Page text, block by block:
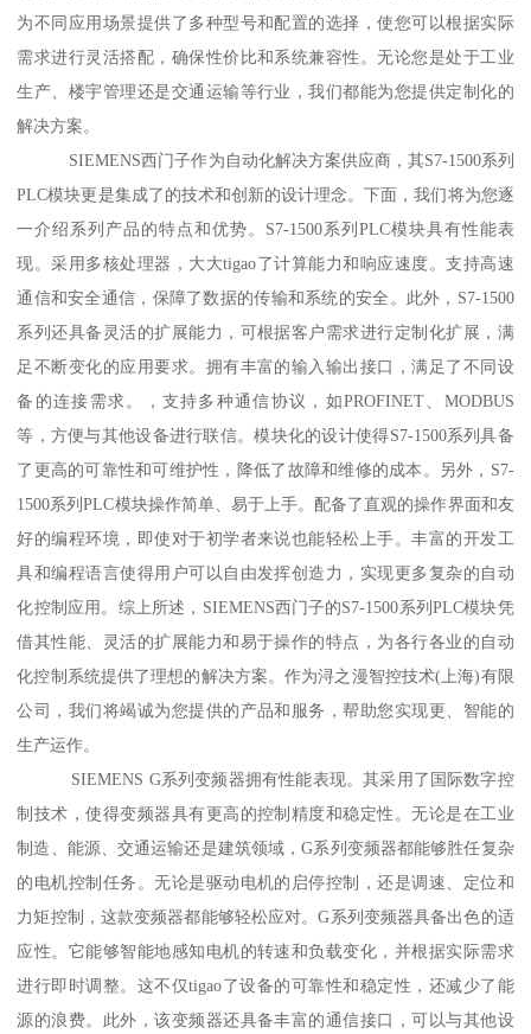
为不同应用场景提供了多种型号和配置的选择，使您可以根据实际
需求进行灵活搭配，确保性价比和系统兼容性。无论您是处于工业
生产、楼宇管理还是交通运输等行业，我们都能为您提供定制化的
解决方案。
SIEMENS西门子作为自动化解决方案供应商，其S7-1500系列
PLC模块更是集成了的技术和创新的设计理念。下面，我们将为您逐
一介绍系列产品的特点和优势。S7-1500系列PLC模块具有性能表
现。采用多核处理器，大大tigao了计算能力和响应速度。支持高速
通信和安全通信，保障了数据的传输和系统的安全。此外，S7-1500
系列还具备灵活的扩展能力，可根据客户需求进行定制化扩展，满
足不断变化的应用要求。拥有丰富的输入输出接口，满足了不同设
备的连接需求。，支持多种通信协议，如PROFINET、MODBUS
等，方便与其他设备进行联信。模块化的设计使得S7-1500系列具备
了更高的可靠性和可维护性，降低了故障和维修的成本。另外，S7-
1500系列PLC模块操作简单、易于上手。配备了直观的操作界面和友
好的编程环境，即使对于初学者来说也能轻松上手。丰富的开发工
具和编程语言使得用户可以自由发挥创造力，实现更多复杂的自动
化控制应用。综上所述，SIEMENS西门子的S7-1500系列PLC模块凭
借其性能、灵活的扩展能力和易于操作的特点，为各行各业的自动
化控制系统提供了理想的解决方案。作为浔之漫智控技术(上海)有限
公司，我们将竭诚为您提供的产品和服务，帮助您实现更、智能的
生产运作。
SIEMENS G系列变频器拥有性能表现。其采用了国际数字控
制技术，使得变频器具有更高的控制精度和稳定性。无论是在工业
制造、能源、交通运输还是建筑领域，G系列变频器都能够胜任复杂
的电机控制任务。无论是驱动电机的启停控制，还是调速、定位和
力矩控制，这款变频器都能够轻松应对。G系列变频器具备出色的适
应性。它能够智能地感知电机的转速和负载变化，并根据实际需求
进行即时调整。这不仅tigao了设备的可靠性和稳定性，还减少了能
源的浪费。此外，该变频器还具备丰富的通信接口，可以与其他设